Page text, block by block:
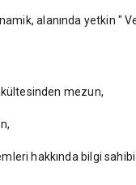
alanında yetkin "
mezun,
hakkında bilgi